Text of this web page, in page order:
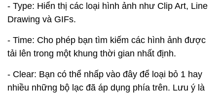
- Type: Hiển thị các loại hình ảnh như Clip Art, Line
Drawing và GIFs.
- Time: Cho phép bạn tìm kiếm các hình ảnh được
tải lên trong một khung thời gian nhất định.
- Clear: Bạn có thể nhấp vào đây để loại bỏ 1 hay
nhiều những bộ lạc đã áp dụng phía trên. Lưu ý là